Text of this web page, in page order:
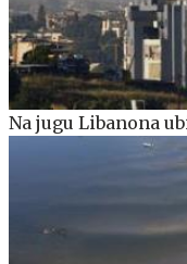
Na jugu Libanona